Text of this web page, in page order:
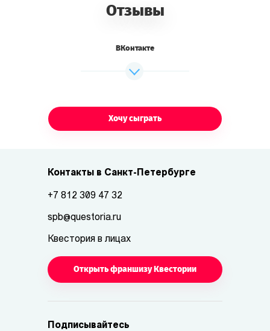
Отзывы
ВКонтакте
Хочу сыграть
Контакты в Санкт-Петербурге
+7 812 309 47 32
spb@questoria.ru
Квестория в лицах
Открыть франшизу Квестории
Подписывайтесь